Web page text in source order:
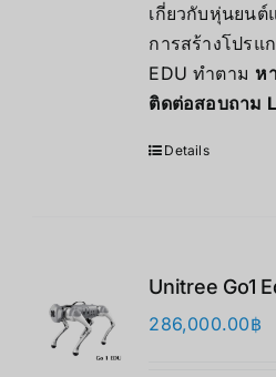
เกี่ยวกับหุ่นยนต์
การสร้างโปรแ
EDU ทำตาม ห
ติดต่อสอบถาม
Details
Unitree Go1
286,000.00฿